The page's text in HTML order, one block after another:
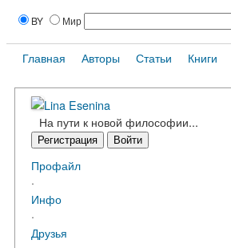
BY Мир
Главная Авторы Статьи Книги
Lina Esenina
На пути к новой философии...
Регистрация Войти
Профайл
·
Инфо
·
Друзья